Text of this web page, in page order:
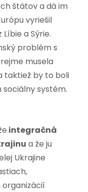
štátov a dá im
vyriešil
a Sýrie.
problém s
musela
taktiež by to boli
systém.
integračná
a že ju
Ukrajine